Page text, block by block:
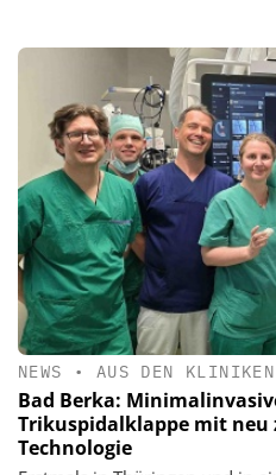
NEWS • AUS DEN KLINIKEN
Bad Berka:
Trikuspidalklappe mit neu
Technologie